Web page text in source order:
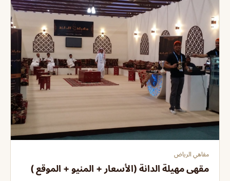
مقاهي الرياض
مقهى مهيلة الدانة (الأسعار + المنيو + الموقع )